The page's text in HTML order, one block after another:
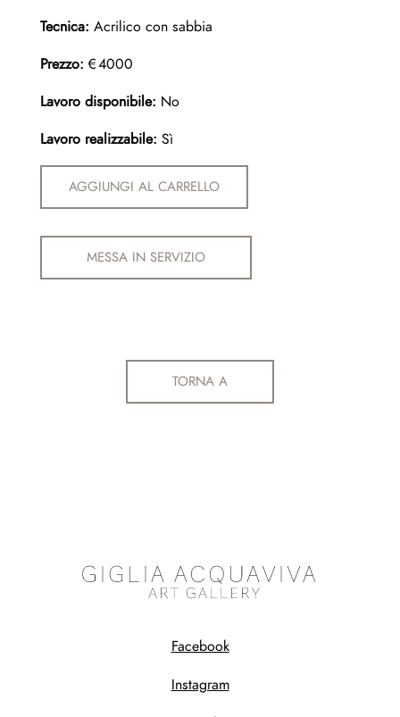
Tecnica: Acrilico con sabbia
Prezzo:€4000
Lavoro disponibile: No
Lavoro realizzabile: Sì
AGGIUNGI AL CARRELLO
MESSA IN SERVIZIO
TORNA A
Facebook
Instagram